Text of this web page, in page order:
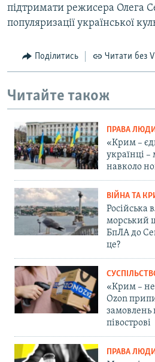
підтримати режисера Олега
популяризації української
Поділитись Читати без
Читайте також
ПРАВА
«Крим –
українці –
навколо
ВІЙНА ТА
Російська
морський
БпЛА до
це?
«Крим – не
Ozon
півострові
ПРАВА